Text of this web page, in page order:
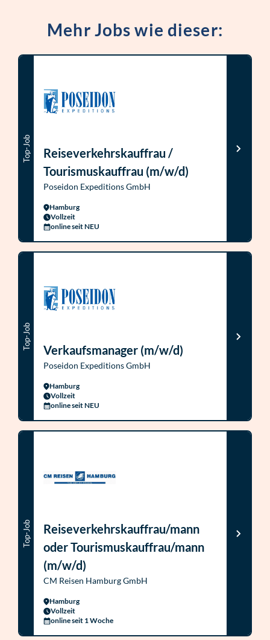
Mehr Jobs wie dieser:
Top-Job
Reiseverkehrskauffrau /
Tourismuskauffrau (m/w/d)
Poseidon Expeditions GmbH
Hamburg
Vollzeit
online seit NEU
Top-Job Verkaufsmanager (m/w/d)
Poseidon Expeditions GmbH
Hamburg
Vollzeit
online seit NEU
Top-Job
Reiseverkehrskauffrau/mann
oder Tourismuskauffrau/mann
(m/w/d)
CM Reisen Hamburg GmbH
Hamburg
Vollzeit
online seit 1 Woche